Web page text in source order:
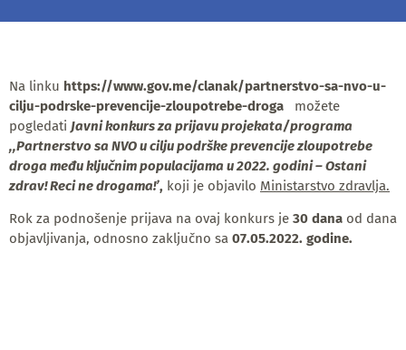
Na linku https://www.gov.me/clanak/partnerstvo-sa-nvo-u-
cilju-podrske-prevencije-zloupotrebe-droga možete
pogledati Javni konkurs za prijavu projekata/programa
,,Partnerstvo sa NVO u cilju podrške prevencije zloupotrebe
droga među ključnim populacijama u 2022. godini – Ostani
zdrav! Reci ne drogama!’, koji je objavilo Ministarstvo zdravlja.
Rok za podnošenje prijava na ovaj konkurs je 30 dana od dana
objavljivanja, odnosno zaključno sa 07.05.2022. godine.